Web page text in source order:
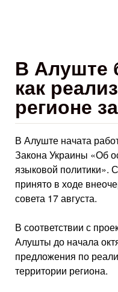
В Алуште
как
регионе
В Алуште начата
Закона Украины «Об
языковой политики».
принято в ходе
совета 17 августа.
В соответствии с
Алушты до начала
предложения по
территории региона.